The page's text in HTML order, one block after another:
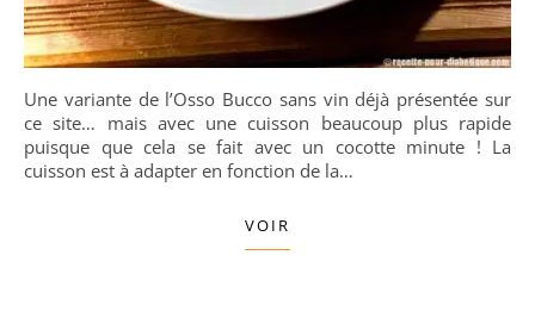
Une variante de l’Osso Bucco sans vin déjà présentée sur
ce site… mais avec une cuisson beaucoup plus rapide
puisque que cela se fait avec un cocotte minute ! La
cuisson est à adapter en fonction de la…
VOIR